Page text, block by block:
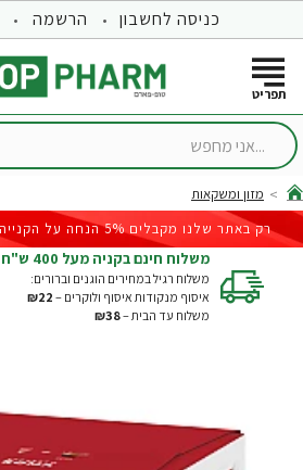
כניסה לחשבון הרשמה
...אני
home
מזון ומשקאות
רק באתר שלנו מקבלים 5% הנחה על הקנייה הבאה |
משלוח חינם בקניה מעל 400 ש"ח | דרך איפוסט עד 5 ק"ג
משלוח רגיל במחירים הוגנים וברורים:
איסוף מנקודות איסוף ולוקרים – ₪22
משלוח עד הבית –₪38